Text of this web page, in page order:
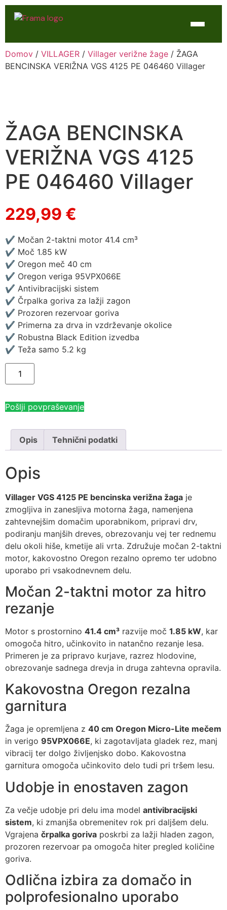
Domov
Kontakt
Servis
Domov / VILLAGER / Villager verižne žage / ŽAGA
BENCINSKA VERIŽNA VGS 4125 PE 046460 Villager
ŽAGA BENCINSKA
VERIŽNA VGS 4125
PE 046460 Villager
229,99 €
✔ Močan 2-taktni motor 41.4 cm³
✔ Moč 1.85 kW
✔ Oregon meč 40 cm
✔ Oregon veriga 95VPX066E
✔ Antivibracijski sistem
✔ Črpalka goriva za lažji zagon
✔ Prozoren rezervoar goriva
✔ Primerna za drva in vzdrževanje okolice
✔ Robustna Black Edition izvedba
✔ Teža samo 5.2 kg
Pošlji povpraševanje
Opis Tehnični podatki
Opis
Villager VGS 4125 PE bencinska verižna žaga je
zmogljiva in zanesljiva motorna žaga, namenjena
zahtevnejšim domačim uporabnikom, pripravi drv,
podiranju manjših dreves, obrezovanju vej ter rednemu
delu okoli hiše, kmetije ali vrta. Združuje močan 2-taktni
motor, kakovostno Oregon rezalno opremo ter udobno
uporabo pri vsakodnevnem delu.
Močan 2-taktni motor za hitro
rezanje
Motor s prostornino 41.4 cm³ razvije moč 1.85 kW, kar
omogoča hitro, učinkovito in natančno rezanje lesa.
Primeren je za pripravo kurjave, razrez hlodovine,
obrezovanje sadnega drevja in druga zahtevna opravila.
Kakovostna Oregon rezalna
garnitura
Žaga je opremljena z 40 cm Oregon Micro-Lite mečem
in verigo 95VPX066E, ki zagotavljata gladek rez, manj
vibracij ter dolgo življenjsko dobo. Kakovostna
garnitura omogoča učinkovito delo tudi pri tršem lesu.
Udobje in enostaven zagon
Za večje udobje pri delu ima model antivibracijski
sistem, ki zmanjša obremenitev rok pri daljšem delu.
Vgrajena črpalka goriva poskrbi za lažji hladen zagon,
prozoren rezervoar pa omogoča hiter pregled količine
goriva.
Odlična izbira za domačo in
polprofesionalno uporabo